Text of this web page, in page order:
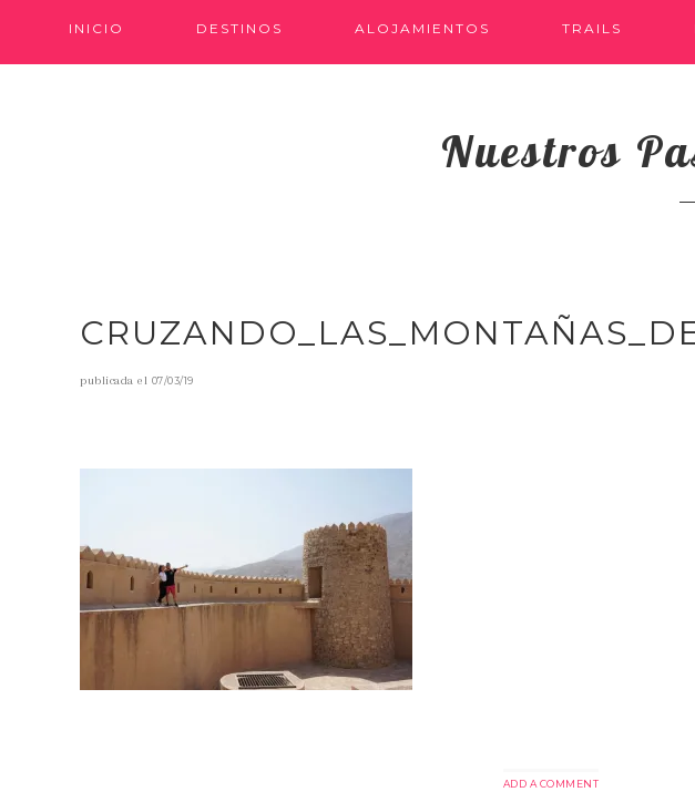
INICIO DESTINOS ALOJAMIENTOS TRAILS
Nuestros
publicada el 07/03/19
ADD A COMMENT